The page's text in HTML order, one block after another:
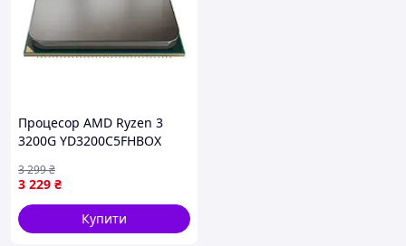
Процесор AMD Ryzen 3
3200G YD3200C5FHBOX
3 229 ₴
3 299₴
Купити